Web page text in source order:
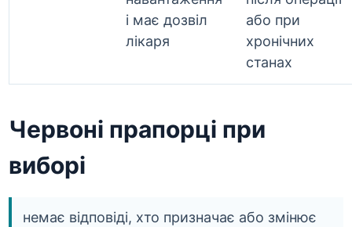
і має дозвіл
лікаря
або при
хронічних
станах
Червоні прапорці при
виборі
немає відповіді, хто призначає або змінює